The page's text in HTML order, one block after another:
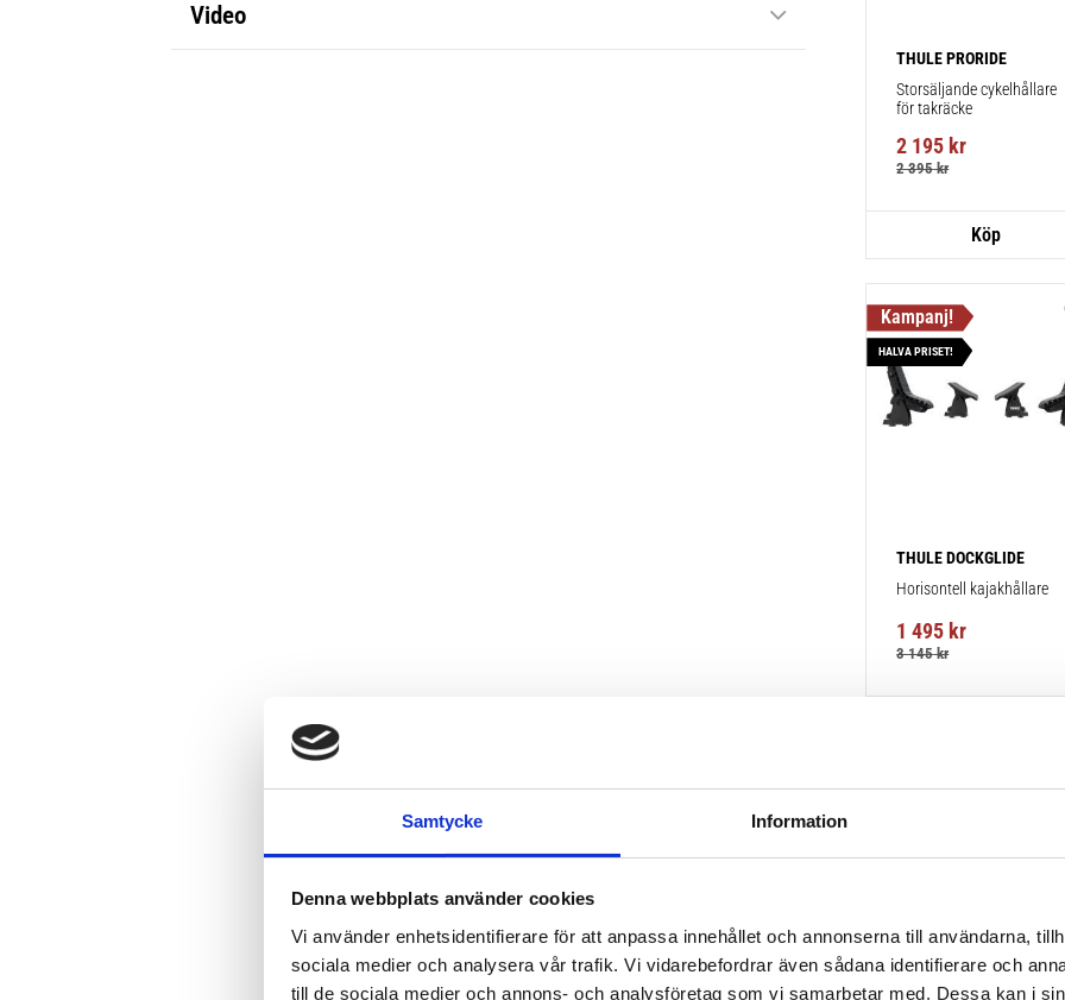
Samtycke Information
Denna webbplats använder cookies
Vi använder enhetsidentifierare för att anpassa innehållet och annonserna till användarna,
sociala medier och analysera vår trafik. Vi vidarebefordrar även sådana identifierare och
till de sociala medier och annons- och analysföretag som vi samarbetar med. Dessa kan i
Video
THULE PRORIDE
Storsäljande cykelhållare
för takräcke
2 195 kr
2 395kr
THULE DOCKGLIDE
Horisontell kajakhållare
1 495 kr
3 145kr
HALVA PRISET!